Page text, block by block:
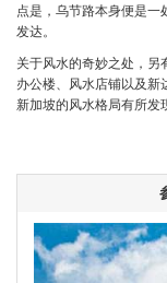
点是，乌节路本身便是一
发达。
关于风水的奇妙之处，另
办公楼、风水店铺以及新
新加坡的风水格局有所发